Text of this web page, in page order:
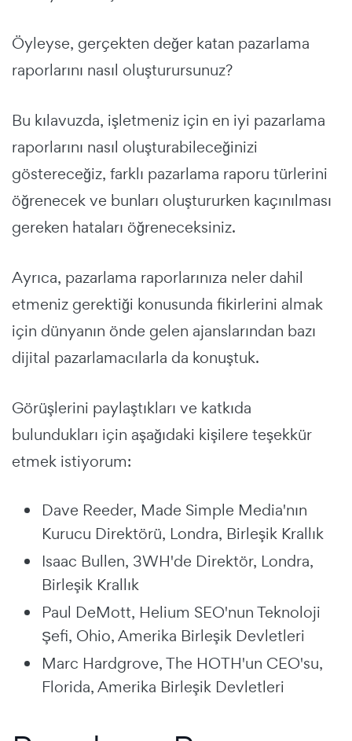
Öyleyse, gerçekten değer katan pazarlama
raporlarını nasıl oluşturursunuz?
Bu kılavuzda, işletmeniz için en iyi pazarlama
raporlarını nasıl oluşturabileceğinizi
göstereceğiz, farklı pazarlama raporu türlerini
öğrenecek ve bunları oluştururken kaçınılması
gereken hataları öğreneceksiniz.
Ayrıca, pazarlama raporlarınıza neler dahil
etmeniz gerektiği konusunda fikirlerini almak
için dünyanın önde gelen ajanslarından bazı
dijital pazarlamacılarla da konuştuk.
Görüşlerini paylaştıkları ve katkıda
bulundukları için aşağıdaki kişilere teşekkür
etmek istiyorum:
Dave Reeder, Made Simple Media'nın
Kurucu Direktörü, Londra, Birleşik Krallık
Isaac Bullen, 3WH'de Direktör, Londra,
Birleşik Krallık
Paul DeMott, Helium SEO'nun Teknoloji
Şefi, Ohio, Amerika Birleşik Devletleri
Marc Hardgrove, The HOTH'un CEO'su,
Florida, Amerika Birleşik Devletleri